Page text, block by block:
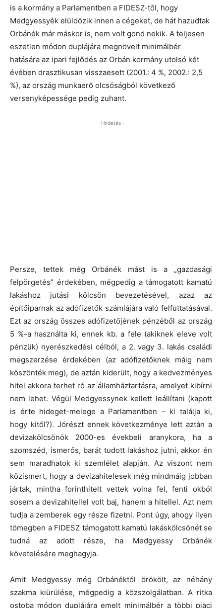
is a kormány a Parlamentben a FIDESZ-től, hogy
Medgyessyék elüldözik innen a cégeket, de hát hazudtak
Orbánék már máskor is, nem volt gond nekik. A teljesen
eszetlen módon duplájára megnövelt minimálbér
hatására az ipari fejlődés az Orbán kormány utolsó két
évében drasztikusan visszaesett (2001.: 4 %, 2002.: 2,5
%), az ország munkaerő olcsóságból következő
versenyképessége pedig zuhant.
- Hirdetés -
Persze, tettek még Orbánék mást is a „gazdasági
felpörgetés” érdekében, mégpedig a támogatott kamatú
lakáshoz jutási kölcsön bevezetésével, azaz az
építőiparnak az adófizetők számlájára való felfuttatásával.
Ezt az ország összes adófizetőjének pénzéből az ország
5 %-a használta ki, ennek kb. a fele (akiknek eleve volt
pénzük) nyerészkedési célból, a 2. vagy 3. lakás családi
megszerzése érdekében (az adófizetőknek máig nem
köszönték meg), de aztán kiderült, hogy a kedvezményes
hitel akkora terhet ró az államháztartásra, amelyet kibírni
nem lehet. Végül Medgyessynek kellett leállítani (kapott
is érte hideget-melege a Parlamentben – ki találja ki,
hogy kitől?). Jórészt ennek következménye lett aztán a
devizakölcsönök 2000-es évekbeli aranykora, ha a
szomszéd, ismerős, barát tudott lakáshoz jutni, akkor én
sem maradhatok ki szemlélet alapján. Az viszont nem
közismert, hogy a devizahitelesek még mindmáig jobban
jártak, mintha forinthitelt vettek volna fel, fenti okból
sosem a devizahitellel volt baj, hanem a hitellel. Azt nem
tudja a zemberek egy része fizetni. Pont úgy, ahogy ilyen
tömegben a FIDESZ támogatott kamatú lakáskölcsönét se
tudná az adott része, ha Medgyessy Orbánék
követelésére meghagyja.
Amit Medgyessy még Orbánéktól örökölt, az néhány
szakma kiürülése, mégpedig a közszolgálatban. A ritka
ostoba módon duplájára emelt minimálbér a többi piaci